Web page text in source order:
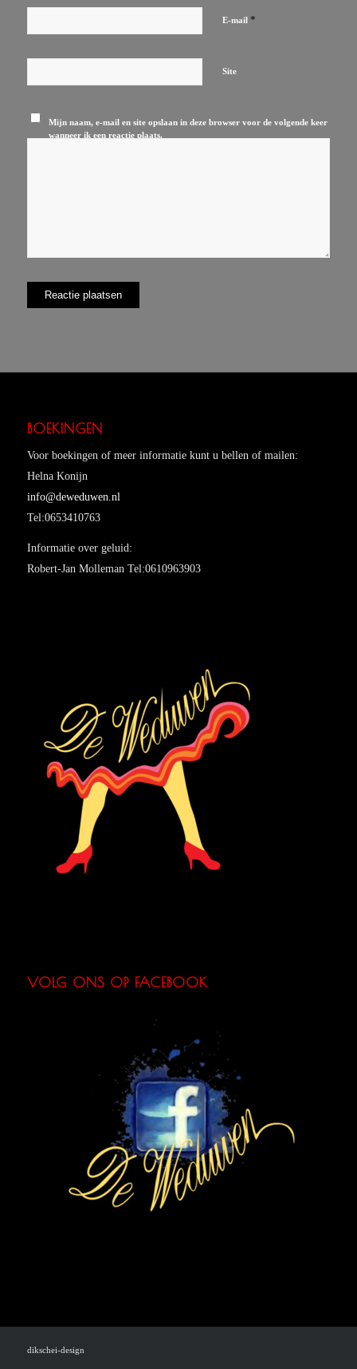
E-mail *
Site
Mijn naam, e-mail en site opslaan in deze browser voor de volgende keer
wanneer ik een reactie plaats.
BOEKINGEN
Voor boekingen of meer informatie kunt u bellen of mailen:
Helna Konijn
info@deweduwen.nl
Tel:0653410763
Informatie over geluid:
Robert-Jan Molleman Tel:0610963903
VOLG ONS OP FACEBOOK
dikschei-design